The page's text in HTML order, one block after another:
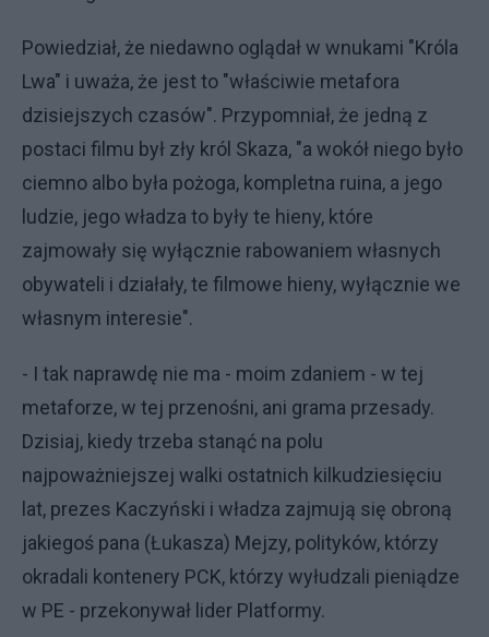
Powiedział, że niedawno oglądał w wnukami "Króla
Lwa" i uważa, że jest to "właściwie metafora
dzisiejszych czasów". Przypomniał, że jedną z
postaci filmu był zły król Skaza, "a wokół niego było
ciemno albo była pożoga, kompletna ruina, a jego
ludzie, jego władza to były te hieny, które
zajmowały się wyłącznie rabowaniem własnych
obywateli i działały, te filmowe hieny, wyłącznie we
własnym interesie".
- I tak naprawdę nie ma - moim zdaniem - w tej
metaforze, w tej przenośni, ani grama przesady.
Dzisiaj, kiedy trzeba stanąć na polu
najpoważniejszej walki ostatnich kilkudziesięciu
lat, prezes Kaczyński i władza zajmują się obroną
jakiegoś pana (Łukasza) Mejzy, polityków, którzy
okradali kontenery PCK, którzy wyłudzali pieniądze
w PE - przekonywał lider Platformy.